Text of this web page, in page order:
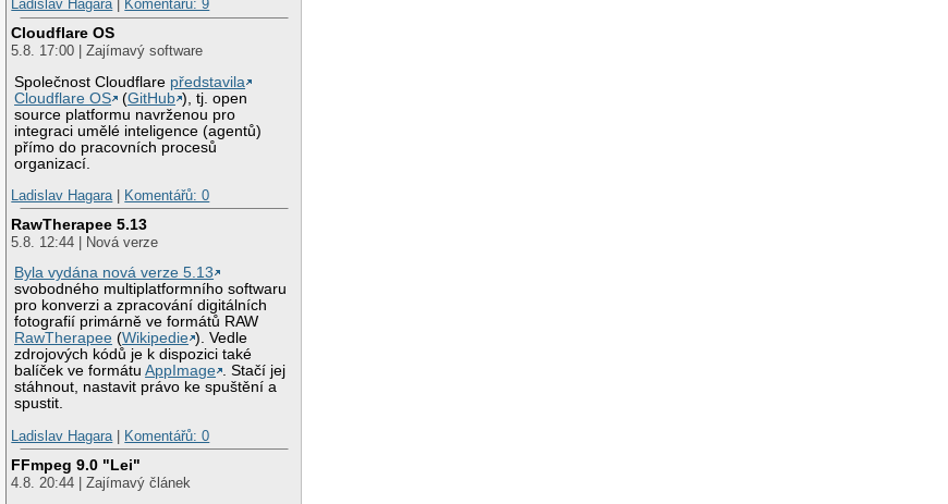
Ladislav Hagara| Komentářů: 9
Cloudflare OS
5.8. 17:00 | Zajímavý software
Společnost Cloudflare představila
Cloudflare OS
(GitHub ), tj. open
source platformu navrženou pro
integraci umělé inteligence (agentů)
přímo do pracovních procesů
organizací.
Ladislav Hagara| Komentářů: 0
RawTherapee 5.13
5.8. 12:44 | Nová verze
Byla vydána nová verze 5.13
svobodného multiplatformního softwaru
pro konverzi a zpracování digitálních
fotografií primárně ve formátů RAW
RawTherapee (Wikipedie ). Vedle
zdrojových kódů je k dispozici také
balíček ve formátuAppImage . Stačí jej
stáhnout, nastavit právo ke spuštění a
spustit.
Ladislav Hagara| Komentářů: 0
FFmpeg 9.0 "Lei"
4.8. 20:44 | Zajímavý článek